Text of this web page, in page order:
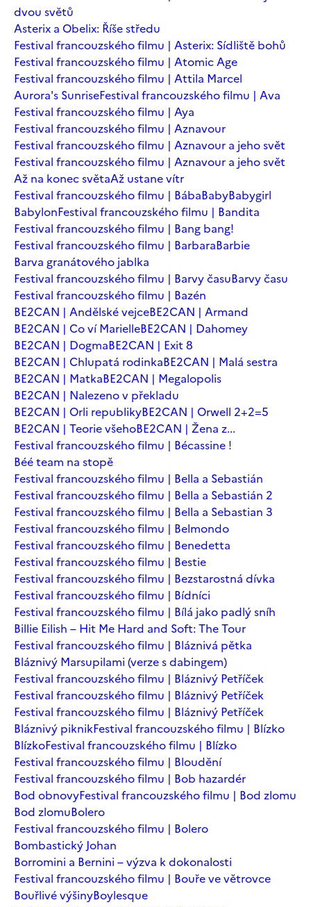
dvou světů
Asterix a Obelix: Říše středu
Festival francouzského filmu | Asterix: Sídliště bohů
Festival francouzského filmu | Atomic Age
Festival francouzského filmu | Attila Marcel
Aurora's SunriseFestival francouzského filmu | Ava
Festival francouzského filmu | Aya
Festival francouzského filmu | Aznavour
Festival francouzského filmu | Aznavour a jeho svět
Festival francouzského filmu | Aznavour a jeho svět
Až na konec světaAž ustane vítr
Festival francouzského filmu | BábaBabyBabygirl
BabylonFestival francouzského filmu | Bandita
Festival francouzského filmu | Bang bang!
Festival francouzského filmu | BarbaraBarbie
Barva granátového jablka
Festival francouzského filmu | Barvy časuBarvy času
Festival francouzského filmu | Bazén
BE2CAN | Andělské vejceBE2CAN | Armand
BE2CAN | Co ví MarielleBE2CAN | Dahomey
BE2CAN | DogmaBE2CAN | Exit 8
BE2CAN | Chlupatá rodinkaBE2CAN | Malá sestra
BE2CAN | MatkaBE2CAN | Megalopolis
BE2CAN | Nalezeno v překladu
BE2CAN | Orli republikyBE2CAN | Orwell 2+2=5
BE2CAN | Teorie všehoBE2CAN | Žena z...
Festival francouzského filmu | Bécassine !
Béé team na stopě
Festival francouzského filmu | Bella a Sebastián
Festival francouzského filmu | Bella a Sebastián 2
Festival francouzského filmu | Bella a Sebastian 3
Festival francouzského filmu | Belmondo
Festival francouzského filmu | Benedetta
Festival francouzského filmu | Bestie
Festival francouzského filmu | Bezstarostná dívka
Festival francouzského filmu | Bídníci
Festival francouzského filmu | Bílá jako padlý sníh
Billie Eilish – Hit Me Hard and Soft: The Tour
Festival francouzského filmu | Bláznivá pětka
Bláznivý Marsupilami (verze s dabingem)
Festival francouzského filmu | Bláznivý Petříček
Festival francouzského filmu | Bláznivý Petříček
Festival francouzského filmu | Bláznivý Petříček
Bláznivý piknikFestival francouzského filmu | Blízko
BlízkoFestival francouzského filmu | Blízko
Festival francouzského filmu | Bloudění
Festival francouzského filmu | Bob hazardér
Bod obnovyFestival francouzského filmu | Bod zlomu
Bod zlomuBolero
Festival francouzského filmu | Bolero
Bombastický Johan
Borromini a Bernini – výzva k dokonalosti
Festival francouzského filmu | Bouře ve větrovce
Bouřlivé výšinyBoylesque